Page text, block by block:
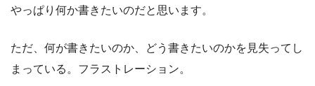
やっぱり何か書きたいのだと思います。
ただ、何が書きたいのか、どう書きたいのかを見失ってし
まっている。フラストレーション。